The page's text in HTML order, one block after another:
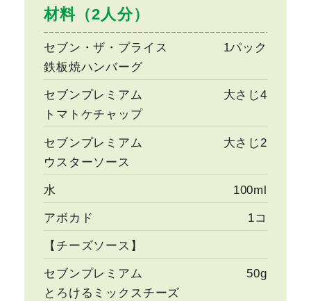
材料（2人分）
セブン・ザ・プライス
鉄板焼ハンバーグ
1パック
セブンプレミアム
トマトケチャップ
大さじ4
セブンプレミアム
ウスターソース
大さじ2
水 100ml
アボカド 1コ
【チーズソース】
セブンプレミアム
とろけるミックスチーズ
50g